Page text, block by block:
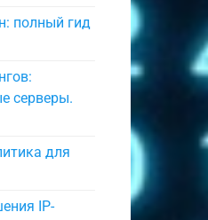
полный гид
серверы.
для
IP-